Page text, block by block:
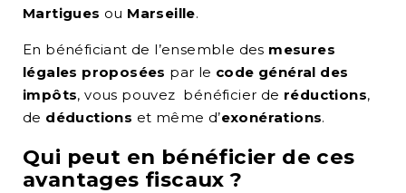
Martigues ou Marseille.
En bénéficiant de l’ensemble des mesures
légales proposées par le code général des
impôts, vous pouvez bénéficier de réductions,
de déductions et même d’exonérations.
Qui peut en bénéficier de ces
avantages fiscaux?